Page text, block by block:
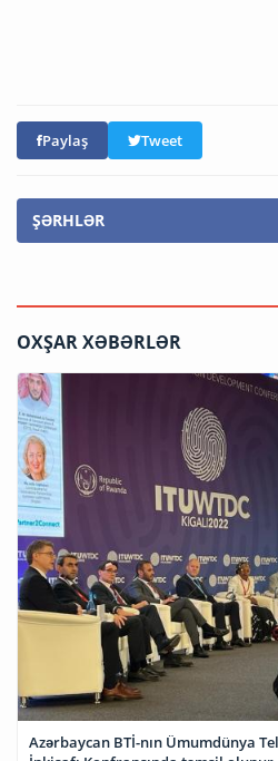
Paylaş Tweet
ŞƏRHLƏR
OXŞAR XƏBƏRLƏR
Azərbaycan BTİ-nın Ümumdünya